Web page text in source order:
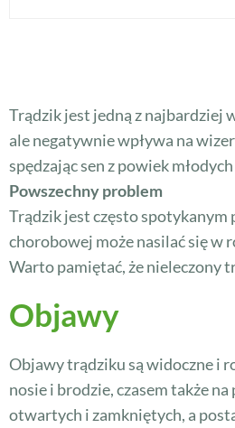
Trądzik jest jedną z najbardziej
ale negatywnie wpływa na
spędzając sen z powiek
Powszechny problem
Trądzik jest często spotykanym
chorobowej może nasilać się w
Warto pamiętać, że nieleczony
Objawy
Objawy trądziku są widoczne i
nosie i brodzie, czasem także
otwartych i zamkniętych, a